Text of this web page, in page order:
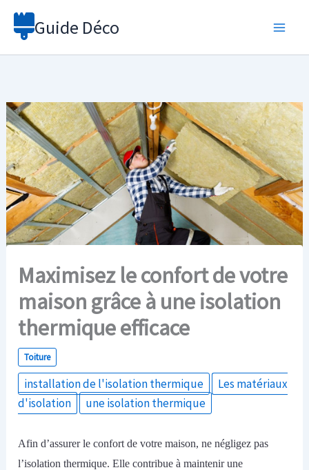
Aller
Guide Déco
Maximisez le confort de votre
maison grâce à une isolation
thermique efficace
Toiture
installation de l'isolation thermique
Les matériaux
d'isolation
une isolation thermique
Afin d’assurer le confort de votre maison,ne négligez pas
l’isolation thermique.Elle contribue à maintenir une